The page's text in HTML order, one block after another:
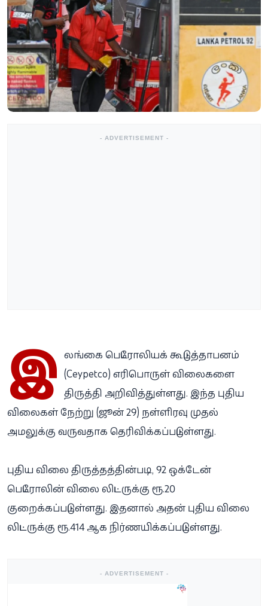
- ADVERTISEMENT -
இ லங்கை பெட்ரோலியக் கூட்டுத்தாபனம்
(Ceypetco) எரிபொருள் விலைகளை
திருத்தி அறிவித்துள்ளது. இந்த புதிய
விலைகள் நேற்று (ஜூன் 29) நள்ளிரவு முதல்
அமலுக்கு வருவதாக தெரிவிக்கப்பட்டுள்ளது.
புதிய விலை திருத்தத்தின்படி, 92 ஒக்டேன்
பெட்ரோலின் விலை லிட்டருக்கு ரூ.20
குறைக்கப்பட்டுள்ளது. இதனால் அதன் புதிய விலை
லிட்டருக்கு ரூ.414 ஆக நிர்ணயிக்கப்பட்டுள்ளது.
- ADVERTISEMENT -